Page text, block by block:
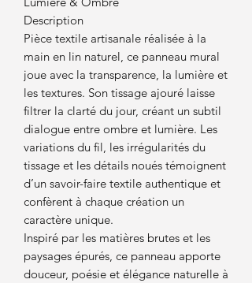
Description
Pièce textile artisanale réalisée à la
main en lin naturel, ce panneau mural
joue avec la transparence, la lumière et
les textures. Son tissage ajouré laisse
filtrer la clarté du jour, créant un subtil
dialogue entre ombre et lumière. Les
variations du fil, les irrégularités du
tissage et les détails noués témoignent
d’un savoir-faire textile authentique et
confèrent à chaque création un
caractère unique.
Inspiré par les matières brutes et les
paysages épurés, ce panneau apporte
douceur, poésie et élégance naturelle à